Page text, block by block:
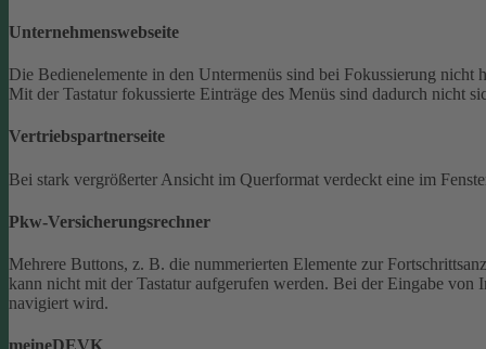
Unternehmenswebseite
Die Bedienelemente in den Untermenüs sind bei Fokussierung nicht
Mit der Tastatur fokussierte Einträge des Menüs sind dadurch nicht
Vertriebspartnerseite
Bei stark vergrößerter Ansicht im Querformat verdeckt eine im
Pkw-Versicherungsrechner
Mehrere Buttons, z. B. die nummerierten Elemente zur
kann nicht mit der Tastatur aufgerufen werden. Bei der Eingabe von
navigiert wird.